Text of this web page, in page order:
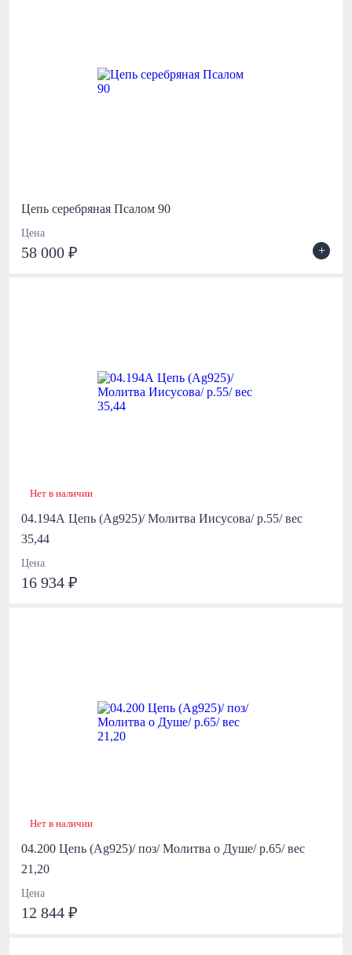
Цепь серебряная Псалом 90
Цена
58 000 ₽ +
Нет в наличии
04.194А Цепь (Ag925)/ Молитва Иисусова/ р.55/ вес
35,44
Цена
16 934 ₽
Нет в наличии
04.200 Цепь (Ag925)/ поз/ Молитва о Душе/ р.65/ вес
21,20
Цена
12 844 ₽